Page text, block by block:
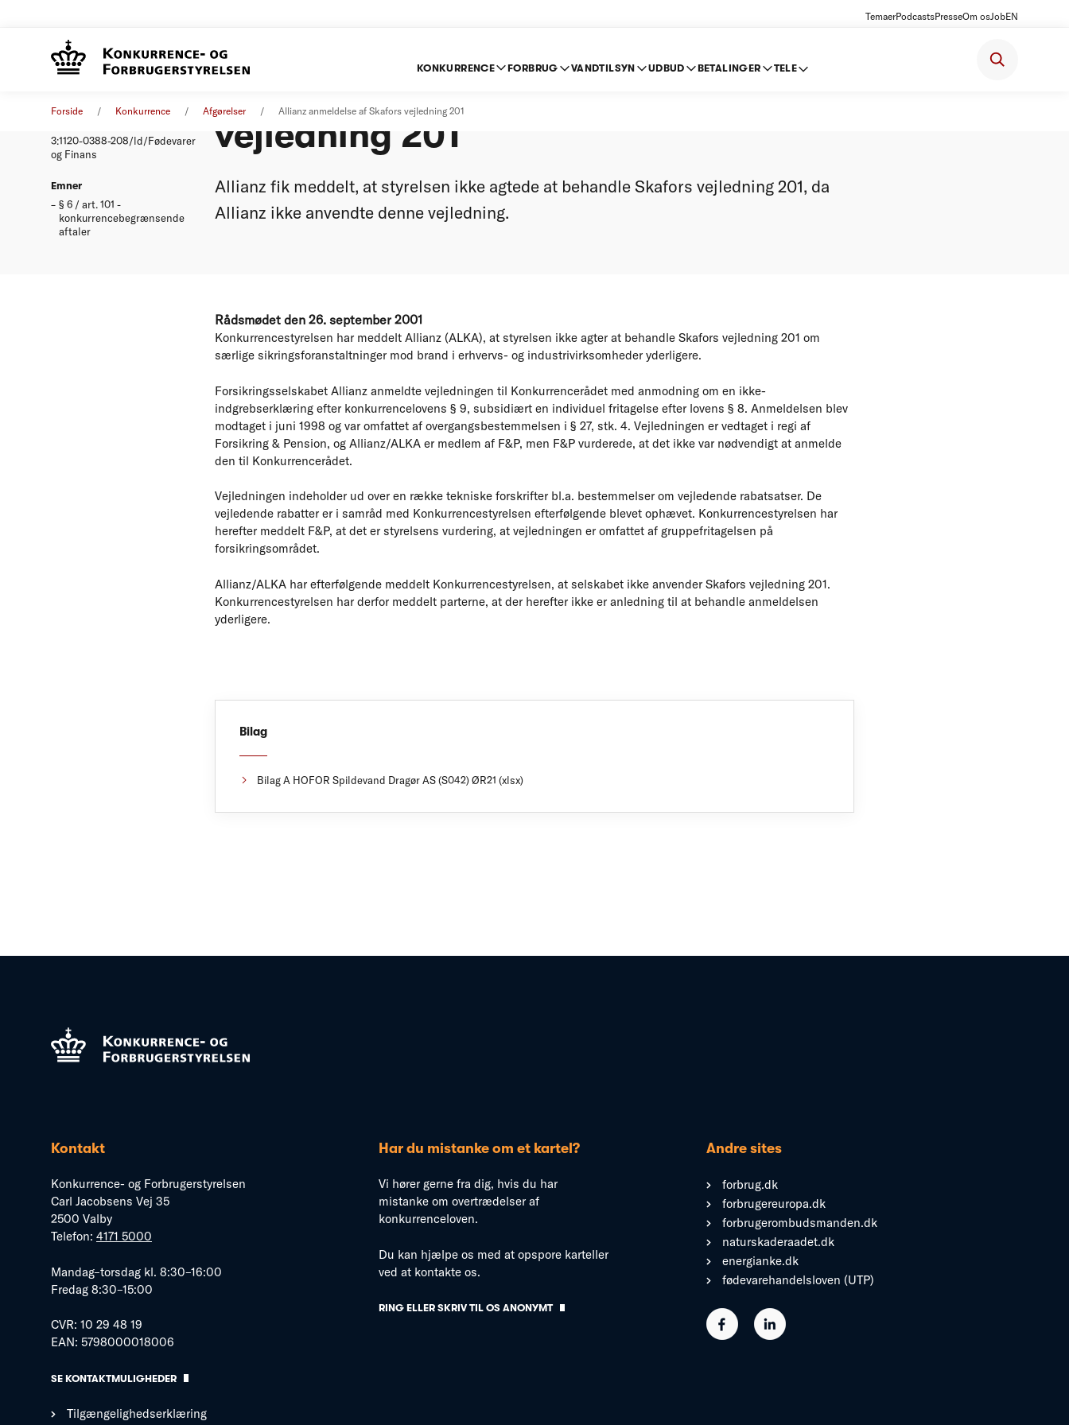
TemaerPodcastsPresseOm osJobEN
KONKURRENCE FORBRUG VANDTILSYN UDBUD BETALINGER TELE
Forside Konkurrence Afgørelser Allianz anmeldelse af Skafors vejledning 201
3:1120-0388-208/ld/Fødevarer
og Finans
Emner
§ 6 / art. 101 -
konkurrencebegrænsende
aftaler
vejledning 201
Allianz fik meddelt, at styrelsen ikke agtede at behandle Skafors vejledning 201, da
Allianz ikke anvendte denne vejledning.
Rådsmødet den 26. september 2001
Konkurrencestyrelsen har meddelt Allianz (ALKA), at styrelsen ikke agter at behandle Skafors vejledning 201 om
særlige sikringsforanstaltninger mod brand i erhvervs- og industrivirksomheder yderligere.
Forsikringsselskabet Allianz anmeldte vejledningen til Konkurrencerådet med anmodning om en ikke-
indgrebserklæring efter konkurrencelovens § 9, subsidiært en individuel fritagelse efter lovens § 8. Anmeldelsen blev
modtaget i juni 1998 og var omfattet af overgangsbestemmelsen i § 27, stk. 4. Vejledningen er vedtaget i regi af
Forsikring & Pension, og Allianz/ALKA er medlem af F&P, men F&P vurderede, at det ikke var nødvendigt at anmelde
den til Konkurrencerådet.
Vejledningen indeholder ud over en række tekniske forskrifter bl.a. bestemmelser om vejledende rabatsatser. De
vejledende rabatter er i samråd med Konkurrencestyrelsen efterfølgende blevet ophævet. Konkurrencestyrelsen har
herefter meddelt F&P, at det er styrelsens vurdering, at vejledningen er omfattet af gruppefritagelsen på
forsikringsområdet.
Allianz/ALKA har efterfølgende meddelt Konkurrencestyrelsen, at selskabet ikke anvender Skafors vejledning 201.
Konkurrencestyrelsen har derfor meddelt parterne, at der herefter ikke er anledning til at behandle anmeldelsen
yderligere.
Bilag
Bilag A HOFOR Spildevand Dragør AS (S042) ØR21 (xlsx)
Kontakt
Konkurrence- og Forbrugerstyrelsen
Carl Jacobsens Vej 35
2500 Valby
Telefon: 4171 5000
Mandag–torsdag kl. 8:30–16:00
Fredag 8:30–15:00
CVR: 10 29 48 19
EAN: 5798000018006
SE KONTAKTMULIGHEDER
Tilgængelighedserklæring
Har du mistanke om et kartel?
Vi hører gerne fra dig, hvis du har
mistanke om overtrædelser af
konkurrenceloven.
Du kan hjælpe os med at opspore karteller
ved at kontakte os.
RING ELLER SKRIV TIL OS ANONYMT
Andre sites
forbrug.dk
forbrugereuropa.dk
forbrugerombudsmanden.dk
naturskaderaadet.dk
energianke.dk
fødevarehandelsloven (UTP)